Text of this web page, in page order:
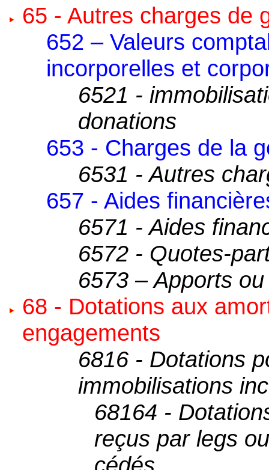
65 - Autres charges de
652 – Valeurs
incorporelles et
6521 -
donations
653 - Charges de la
6531 - Autres
657 - Aides
6571 - Aides
6572 - Quotes-
6573 – Apports
68 - Dotations aux
engagements
6816 - Dotations
immobilisations
68164 -
reçus par legs